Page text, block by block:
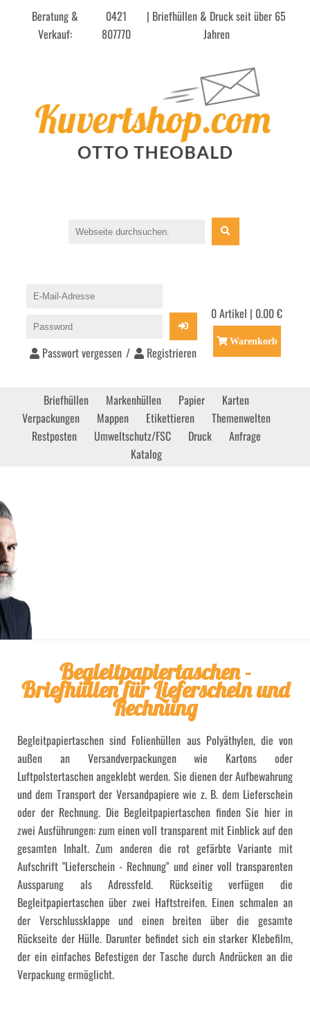
Beratung &
Verkauf:
0421
807770
| Briefhüllen & Druck seit über 65
Jahren
Passwort vergessen / Registrieren
0 Artikel | 0.00 €
Warenkorb
Briefhüllen Markenhüllen Papier
Karten
Verpackungen
Mappen Etikettieren
Themenwelten
Restposten
Umweltschutz/FSC Druck
Anfrage
Katalog
Begleitpapiertaschen -
Briefhüllen für Lieferschein und
Rechnung
Begleitpapiertaschen sind Folienhüllen aus Polyäthylen, die von
außen an Versandverpackungen wie Kartons oder
Luftpolstertaschen angeklebt werden. Sie dienen der Aufbewahrung
und dem Transport der Versandpapiere wie z. B. dem Lieferschein
oder der Rechnung. Die Begleitpapiertaschen finden Sie hier in
zwei Ausführungen: zum einen voll transparent mit Einblick auf den
gesamten Inhalt. Zum anderen die rot gefärbte Variante mit
Aufschrift "Lieferschein - Rechnung" und einer voll transparenten
Aussparung als Adressfeld. Rückseitig verfügen die
Begleitpapiertaschen über zwei Haftstreifen. Einen schmalen an
der Verschlussklappe und einen breiten über die gesamte
Rückseite der Hülle. Darunter befindet sich ein starker Klebefilm,
der ein einfaches Befestigen der Tasche durch Andrücken an die
Verpackung ermöglicht.